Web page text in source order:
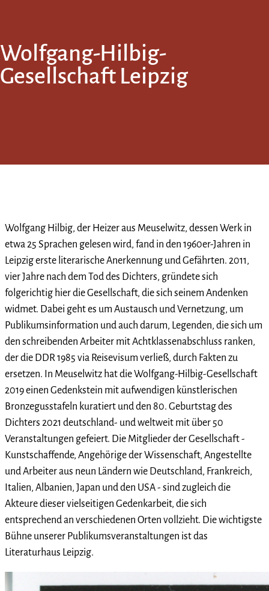
Wolfgang-Hilbig-
Gesellschaft Leipzig
Wolfgang Hilbig, der Heizer aus Meuselwitz, dessen Werk in
etwa 25 Sprachen gelesen wird, fand in den 1960er-Jahren in
Leipzig erste literarische Anerkennung und Gefährten. 2011,
vier Jahre nach dem Tod des Dichters, gründete sich
folgerichtig hier die Gesellschaft, die sich seinem Andenken
widmet. Dabei geht es um Austausch und Vernetzung, um
Publikumsinformation und auch darum, Legenden, die sich um
den schreibenden Arbeiter mit Achtklassenabschluss ranken,
der die DDR 1985 via Reisevisum verließ, durch Fakten zu
ersetzen. In Meuselwitz hat die Wolfgang-Hilbig-Gesellschaft
2019 einen Gedenkstein mit aufwendigen künstlerischen
Bronzegusstafeln kuratiert und den 80. Geburtstag des
Dichters 2021 deutschland- und weltweit mit über 50
Veranstaltungen gefeiert. Die Mitglieder der Gesellschaft -
Kunstschaffende, Angehörige der Wissenschaft, Angestellte
und Arbeiter aus neun Ländern wie Deutschland, Frankreich,
Italien, Albanien, Japan und den USA - sind zugleich die
Akteure dieser vielseitigen Gedenkarbeit, die sich
entsprechend an verschiedenen Orten vollzieht. Die wichtigste
Bühne unserer Publikumsveranstaltungen ist das
Literaturhaus Leipzig.